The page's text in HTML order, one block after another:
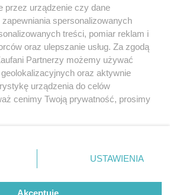
4 / 0
regulamin korzystania z portali
Skontakuj sięz nami
Kontakt
Wydawca
Redakcja
przez urządzenie czy dane
spersonalizowanych
treści, pomiar reklam i
oraz ulepszanie usług. Za zgodą
Partnerzy możemy używać
oraz aktywnie
urządzenia do celów
cenimy Twoją prywatność, prosimy
się w lewym dolnym rogu strony
przetwarzania danych nie wymagają
masz prawo sprzeciwić się
Preferencje będą miały
USTAWIENIA
Akceptuję